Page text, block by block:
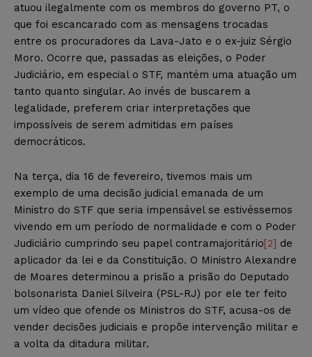
atuou ilegalmente com os membros do governo PT, o
que foi escancarado com as mensagens trocadas
entre os procuradores da Lava-Jato e o ex-juiz Sérgio
Moro. Ocorre que, passadas as eleições, o Poder
Judiciário, em especial o STF, mantém uma atuação um
tanto quanto singular. Ao invés de buscarem a
legalidade, preferem criar interpretações que
impossíveis de serem admitidas em países
democráticos.
Na terça, dia 16 de fevereiro, tivemos mais um
exemplo de uma decisão judicial emanada de um
Ministro do STF que seria impensável se estivéssemos
vivendo em um período de normalidade e com o Poder
Judiciário cumprindo seu papel contramajoritário[2] de
aplicador da lei e da Constituição. O Ministro Alexandre
de Moares determinou a prisão a prisão do Deputado
bolsonarista Daniel Silveira (PSL-RJ) por ele ter feito
um vídeo que ofende os Ministros do STF, acusa-os de
vender decisões judiciais e propõe intervenção militar e
a volta da ditadura militar.